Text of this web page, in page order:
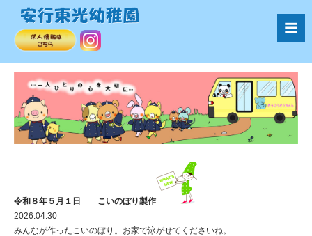
令和８年５月１日 こいのぼり製作
2026.04.30
みんなが作ったこいのぼり。お家で泳がせてくださいね。